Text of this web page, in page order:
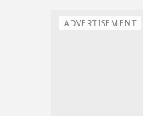
ADVERTISEMENT